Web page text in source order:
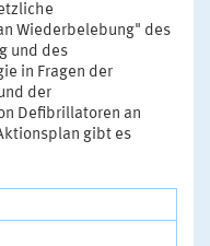
Wiederbelebung" des
und des
in Fragen der
der
Defibrillatoren an
gibt es